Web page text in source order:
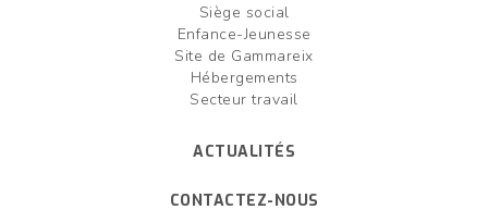
Siège social
Enfance-Jeunesse
Site de Gammareix
Hébergements
Secteur travail
ACTUALITÉS
CONTACTEZ-NOUS